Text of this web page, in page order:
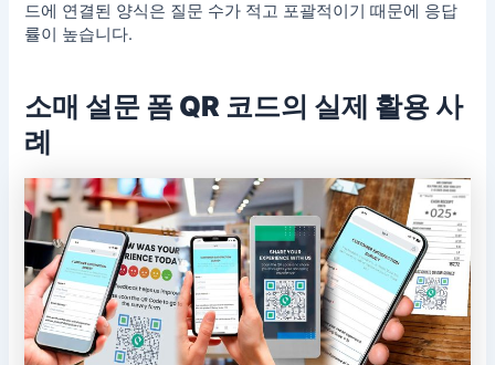
드에 연결된 양식은 질문 수가 적고 포괄적이기 때문에 응답
률이 높습니다.
소매 설문 폼 QR 코드의 실제 활용 사
례